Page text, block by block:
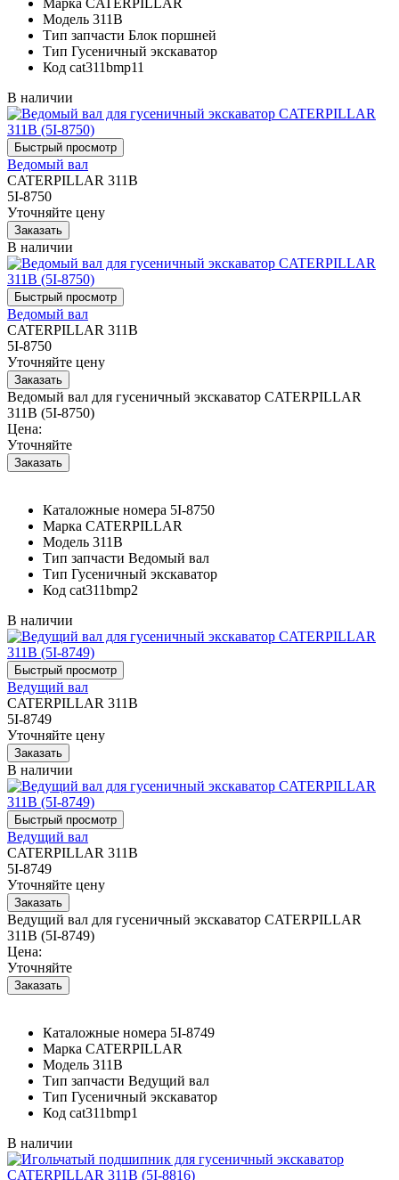
Модель 311B
Тип запчасти Блок поршней
Тип Гусеничный экскаватор
Код cat311bmp11
В наличии
Ведомый вал
CATERPILLAR 311B
5I-8750
Уточняйте цену
В наличии
Ведомый вал
CATERPILLAR 311B
5I-8750
Уточняйте цену
Ведомый вал для гусеничный экскаватор CATERPILLAR
311B (5I-8750)
Цена:
Уточняйте
Каталожные номера 5I-8750
Марка CATERPILLAR
Модель 311B
Тип запчасти Ведомый вал
Тип Гусеничный экскаватор
Код cat311bmp2
В наличии
Ведущий вал
CATERPILLAR 311B
5I-8749
Уточняйте цену
В наличии
Ведущий вал
CATERPILLAR 311B
5I-8749
Уточняйте цену
Ведущий вал для гусеничный экскаватор CATERPILLAR
311B (5I-8749)
Цена:
Уточняйте
Каталожные номера 5I-8749
Марка CATERPILLAR
Модель 311B
Тип запчасти Ведущий вал
Тип Гусеничный экскаватор
Код cat311bmp1
В наличии